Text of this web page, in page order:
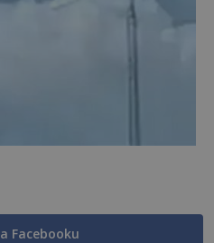
Facebooku